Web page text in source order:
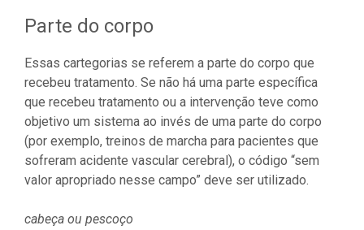
Parte do corpo
Essas cartegorias se referem a parte do corpo que
recebeu tratamento. Se não há uma parte específica
que recebeu tratamento ou a intervenção teve como
objetivo um sistema ao invés de uma parte do corpo
(por exemplo, treinos de marcha para pacientes que
sofreram acidente vascular cerebral), o código “sem
valor apropriado nesse campo” deve ser utilizado.
cabeça ou pescoço